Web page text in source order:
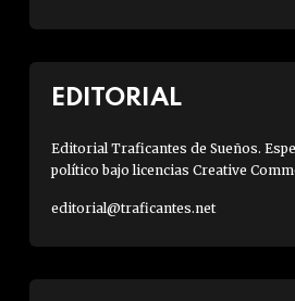
EDITORIAL
Editorial Traficantes de Sueños.
político bajo licencias Creative
editorial@traficantes.net